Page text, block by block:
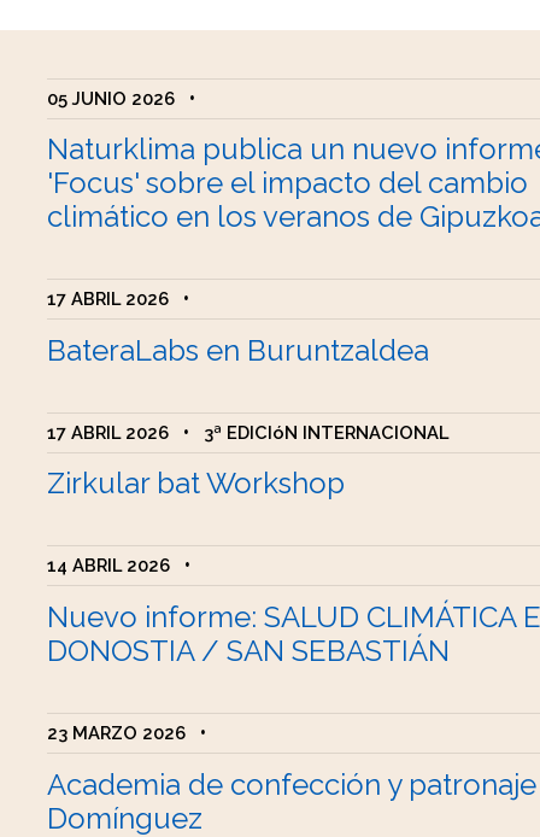
05 JUNIO 2026 •
Naturklima publica un nuevo
'Focus' sobre el impacto del cambio
climático en los veranos de
17 ABRIL 2026 •
BateraLabs en Buruntzaldea
17 ABRIL 2026 • 3ª EDICIóN INTERNACIONAL
Zirkular bat Workshop
14 ABRIL 2026 •
Nuevo informe: SALUD CLIMÁTICA
DONOSTIA / SAN SEBASTIÁN
23 MARZO 2026 •
Academia de confección y
Domínguez